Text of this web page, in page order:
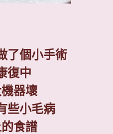
了個小手術
復中
器壞
些小毛病
食譜